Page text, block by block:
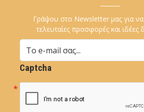
Γράψου στο Newsletter μας για να
τελευταίες προσφορές και ιδέες
Captcha